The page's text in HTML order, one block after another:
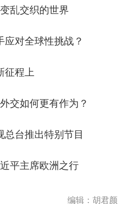
乱交织的世界
应对全球性挑战？
征程上
交如何更有作为？
总台推出特别节目
平主席欧洲之行
编辑：胡君颜